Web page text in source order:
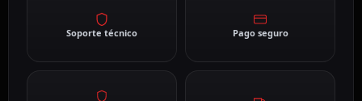
Soporte técnico Pago seguro